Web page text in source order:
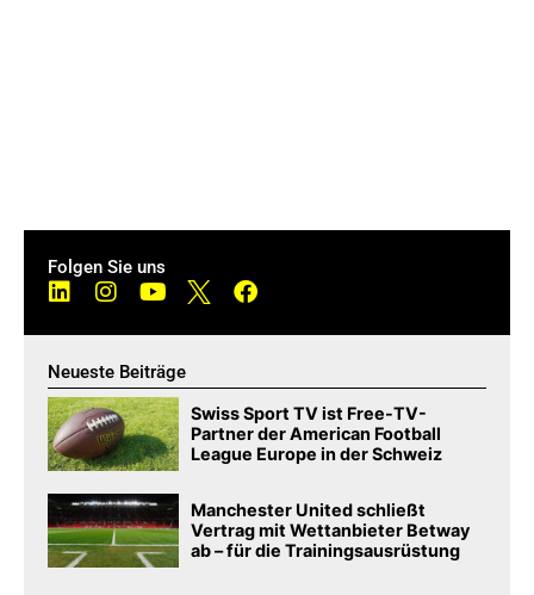
Folgen Sie uns
Neueste Beiträge
Swiss Sport TV ist Free-TV-
Partner der American Football
League Europe in der Schweiz
Manchester United schließt
Vertrag mit Wettanbieter Betway
ab – für die Trainingsausrüstung